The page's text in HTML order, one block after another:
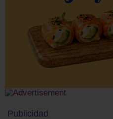
Publicidad